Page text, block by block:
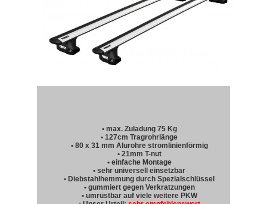
• max. Zuladung 75 Kg
• 127cm Tragrohrlänge
• 80 x 31 mm Alurohre stromlinienförmig
• 21mm T-nut
• einfache Montage
• sehr universell einsetzbar
• Diebstahlhemmung durch Spezialschlüssel
• gummiert gegen Verkratzungen
• umrüstbar auf viele weitere PKW